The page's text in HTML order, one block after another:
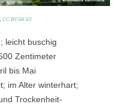
CC BY-SA 3.0
leicht buschig
Zentimeter
bis Mai
im Alter winterhart;
Trockenheit-